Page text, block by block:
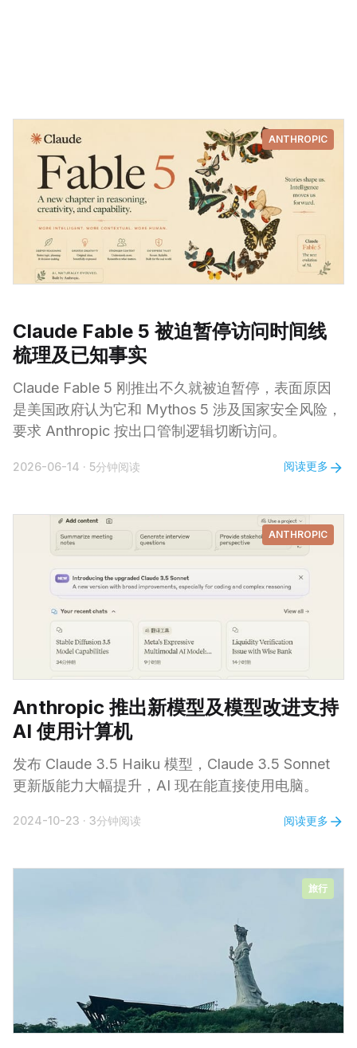
ANTHROPIC
Claude Fable 5 被迫暂停访问时间线
梳理及已知事实
Claude Fable 5 刚推出不久就被迫暂停，表面原因
是美国政府认为它和 Mythos 5 涉及国家安全风险，
要求 Anthropic 按出口管制逻辑切断访问。
2026-06-14 · 5分钟阅读 阅读更多
ANTHROPIC
Anthropic 推出新模型及模型改进支持
AI 使用计算机
发布 Claude 3.5 Haiku 模型，Claude 3.5 Sonnet
更新版能力大幅提升，AI 现在能直接使用电脑。
2024-10-23 · 3分钟阅读 阅读更多
旅行